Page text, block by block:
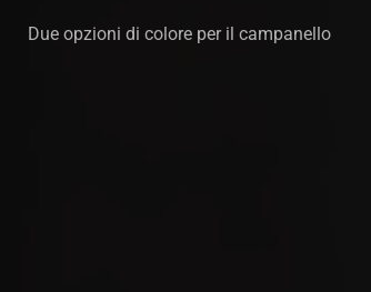
Due opzioni di colore per il campanello